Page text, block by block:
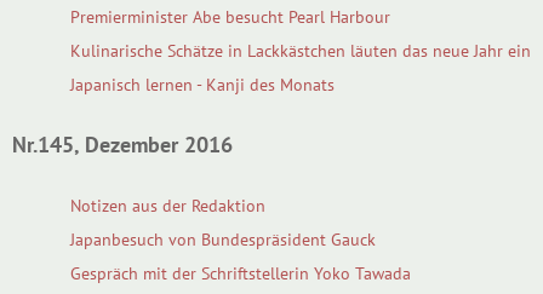
Premierminister Abe besucht Pearl Harbour
Kulinarische Schätze in Lackkästchen läuten das neue Jahr ein
Japanisch lernen - Kanji des Monats
Nr.145, Dezember 2016
Notizen aus der Redaktion
Japanbesuch von Bundespräsident Gauck
Gespräch mit der Schriftstellerin Yoko Tawada